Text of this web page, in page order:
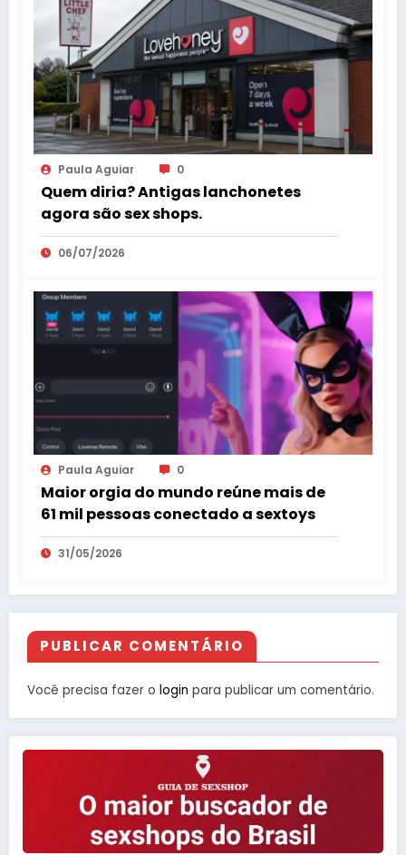
Paula Aguiar 0
Quem diria? Antigas lanchonetes
agora são sex shops.
06/07/2026
Paula Aguiar 0
Maior orgia do mundo reúne mais de
61 mil pessoas conectado a sextoys
31/05/2026
PUBLICAR COMENTÁRIO
Você precisa fazer o login para publicar um comentário.